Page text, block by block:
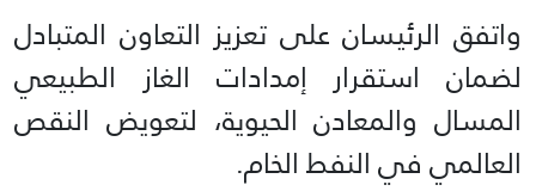
واتفق الرئيسان على تعزيز التعاون المتبادل
لضمان استقرار إمدادات الغاز الطبيعي
المسال والمعادن الحيوية، لتعويض النقص
العالمي في النفط الخام.